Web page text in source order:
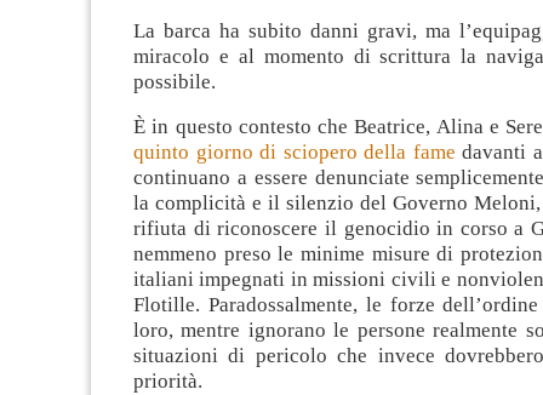
La barca ha subito danni gravi, ma
miracolo e al momento di scrittura la
possibile.
È in questo contesto che Beatrice, Alina e
quinto giorno di sciopero della fame davanti
continuano a essere denunciate
la complicità e il silenzio del Governo
rifiuta di riconoscere il genocidio in corso a
nemmeno preso le minime misure di
italiani impegnati in missioni civili e
Flotille. Paradossalmente, le forze
loro, mentre ignorano le persone realmente
situazioni di pericolo che invece
priorità.